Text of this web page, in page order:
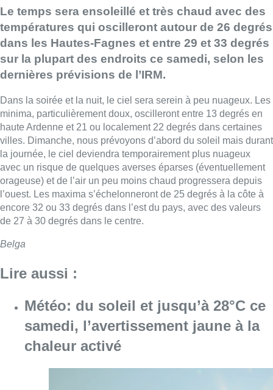
Le temps sera ensoleillé et très chaud avec des
températures qui oscilleront autour de 26 degrés
dans les Hautes-Fagnes et entre 29 et 33 degrés
sur la plupart des endroits ce samedi, selon les
dernières prévisions de l’IRM.
Dans la soirée et la nuit, le ciel sera serein à peu nuageux. Les
minima, particulièrement doux, oscilleront entre 13 degrés en
haute Ardenne et 21 ou localement 22 degrés dans certaines
villes. Dimanche, nous prévoyons d’abord du soleil mais durant
la journée, le ciel deviendra temporairement plus nuageux
avec un risque de quelques averses éparses (éventuellement
orageuse) et de l’air un peu moins chaud progressera depuis
l’ouest. Les maxima s’échelonneront de 25 degrés à la côte à
encore 32 ou 33 degrés dans l’est du pays, avec des valeurs
de 27 à 30 degrés dans le centre.
Belga
Lire aussi :
Météo: du soleil et jusqu’à 28°C ce
samedi, l’avertissement jaune à la
chaleur activé